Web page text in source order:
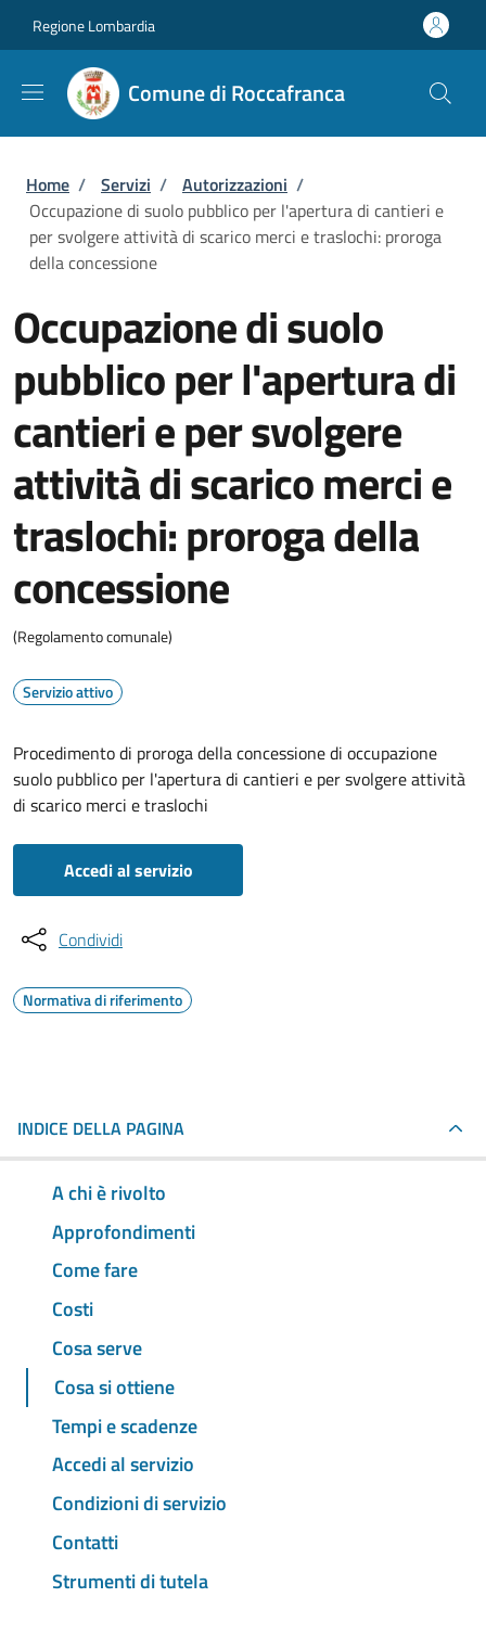
Regione Lombardia
Comune di Roccafranca
Briciole di pane
Home / Servizi / Autorizzazioni /
Occupazione di suolo pubblico per l'apertura di cantieri e
per svolgere attività di scarico merci e traslochi: proroga
della concessione
Occupazione di suolo
pubblico per l'apertura di
cantieri e per svolgere
attività di scarico merci e
traslochi: proroga della
concessione
(Regolamento comunale)
Servizio attivo
Procedimento di proroga della concessione di occupazione
suolo pubblico per l'apertura di cantieri e per svolgere attività
di scarico merci e traslochi
Accedi al servizio
Condividi
Normativa di riferimento
INDICE DELLA PAGINA
A chi è rivolto
Approfondimenti
Come fare
Costi
Cosa serve
Cosa si ottiene
Tempi e scadenze
Accedi al servizio
Condizioni di servizio
Contatti
Strumenti di tutela